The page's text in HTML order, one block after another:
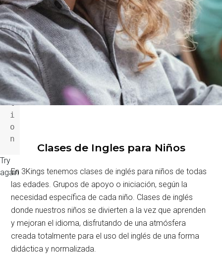
n
o
t
a
f
u
n
c
t
i
o
n
Try
again
Clases de Ingles para Niños
En 3Kings tenemos clases de inglés para niños de todas
las edades. Grupos de apoyo o iniciación, según la
necesidad específica de cada niño. Clases de inglés
donde nuestros niñosse divierten a la vez que aprenden
y mejoran el idioma, disfrutando de una atmósfera
creada totalmente para el uso del inglés de una forma
didáctica y normalizada.